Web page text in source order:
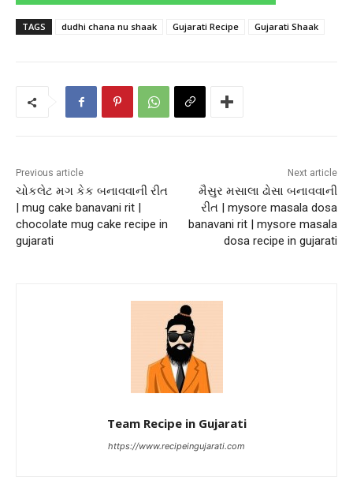
TAGS dudhi chana nu shaak Gujarati Recipe Gujarati Shaak
Previous article
ચોકલેટ મગ કેક બનાવવાની રીત
| mug cake banavani rit |
chocolate mug cake recipe in
gujarati
Next article
મૈસુર મસાલા ઢોસા બનાવવાની
રીત | mysore masala dosa
banavani rit | mysore masala
dosa recipe in gujarati
Team Recipe in Gujarati
https://www.recipeingujarati.com